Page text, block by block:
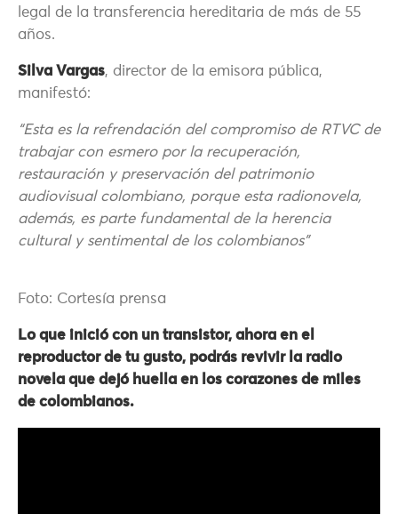
legal de la transferencia hereditaria de más de 55
años.
Silva Vargas, director de la emisora pública,
manifestó:
“Esta es la refrendación del compromiso de RTVC de
trabajar con esmero por la recuperación,
restauración y preservación del patrimonio
audiovisual colombiano, porque esta radionovela,
además, es parte fundamental de la herencia
cultural y sentimental de los colombianos”
Foto: Cortesía prensa
Lo que inició con un transistor, ahora en el
reproductor de tu gusto, podrás revivir la radio
novela que dejó huella en los corazones de miles
de colombianos.